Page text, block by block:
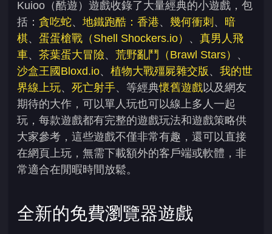
Kuioo（酷遊）遊戲收錄了大量經典的小遊戲，包
括： 貪吃蛇、 地鐵跑酷：香港、 幾何衝刺 、 暗
棋、 蛋蛋槍戰（Shell Shockers.io） 、 真男人飛
車、 茶葉蛋大冒險、 荒野亂鬥（Brawl Stars） 、
沙盒王國Bloxd.io、 植物大戰殭屍雜交版 、 我的世
界線上玩、 死亡射手、等經典懷舊遊戲以及網友
期待的大作，可以單人玩也可以線上多人一起
玩，每款遊戲都有完整的遊戲玩法和遊戲策略供
大家參考，這些遊戲不僅非常有趣，還可以直接
在網頁上玩，無需下載額外的客戶端或軟體，非
常適合在閒暇時間放鬆。
全新的免費瀏覽器遊戲